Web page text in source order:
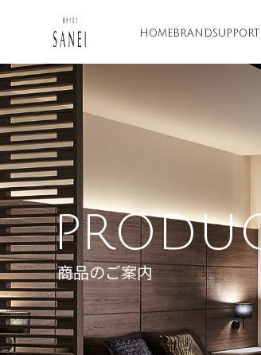
HOME BRANDSUPPORT
商品のご案内